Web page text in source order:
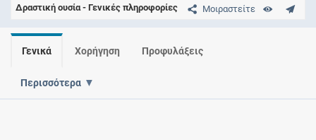
Μοιραστείτε
Δραστική ουσία - Γενικές πληροφορίες
Γενικά Χορήγηση Προφυλάξεις
Περισσότερα